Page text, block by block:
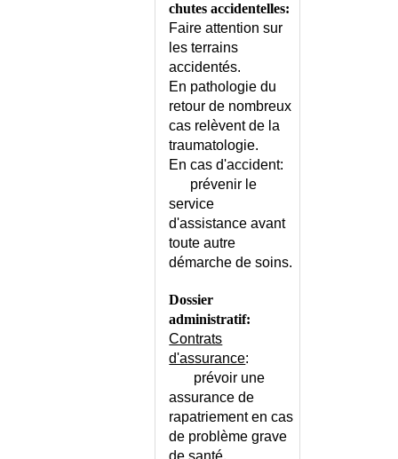
chutes accidentelles:
Faire attention sur
les terrains
accidentés.
En pathologie du
retour de nombreux
cas relèvent de la
traumatologie.
En cas d'accident:
prévenir le
service
d'assistance avant
toute autre
démarche de soins.
Dossier
administratif:
Contrats
d'assurance:
prévoir une
assurance de
rapatriement en cas
de problème grave
de santé.